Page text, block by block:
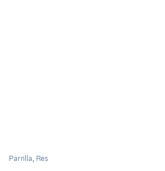
Parrilla, Res